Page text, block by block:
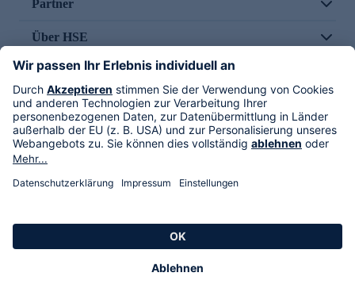
Partner
Über HSE
Im TV
HSE International